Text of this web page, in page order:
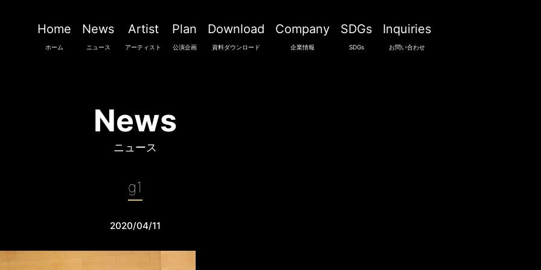
Home
ホーム
News
ニュース
Artist
アーティスト
Plan
公演企画
Download
資料ダウンロード
Company
企業情報
SDGs
SDGs
Inquiries
お問い合わせ
News
ニュース
g1
2020/04/11